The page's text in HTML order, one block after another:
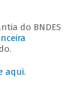
do BNDES
aqui.